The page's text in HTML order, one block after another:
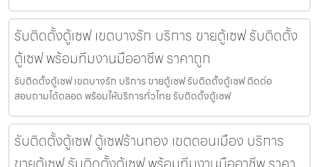
รับติดตั้งตู้เซฟ เขตบางรัก บริการ ขายตู้เซฟ รับติดตั้ง
ตู้เซฟ พร้อมทีมงานมืออาชีพ ราคาถูก
รับติดตั้งตู้เซฟ เขตบางรัก บริการ ขายตู้เซฟ รับติดตั้งตู้เซฟ ติดต่อ
สอบถามได้ตลอด พร้อมให้บริการทั่วไทย รับติดตั้งตู้เซฟ
รับติดตั้งตู้เซฟ ตู้เซฟร้านทอง เขตดอนเมือง บริการ